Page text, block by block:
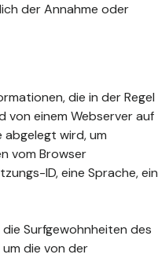
der Annahme oder
die in der Regel
von einem Webserver auf
wird, um
vom Browser
ID, eine Sprache, ein
Surfgewohnheiten des
die von der